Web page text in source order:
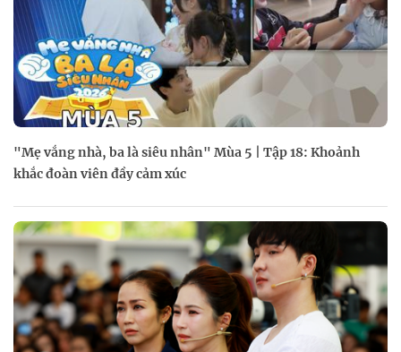
"Mẹ vắng nhà, ba là siêu nhân" Mùa 5 | Tập 18: Khoảnh
khắc đoàn viên đầy cảm xúc